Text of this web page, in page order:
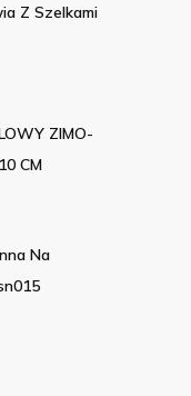
Z Szelkami
ZIMO-
CM
Na